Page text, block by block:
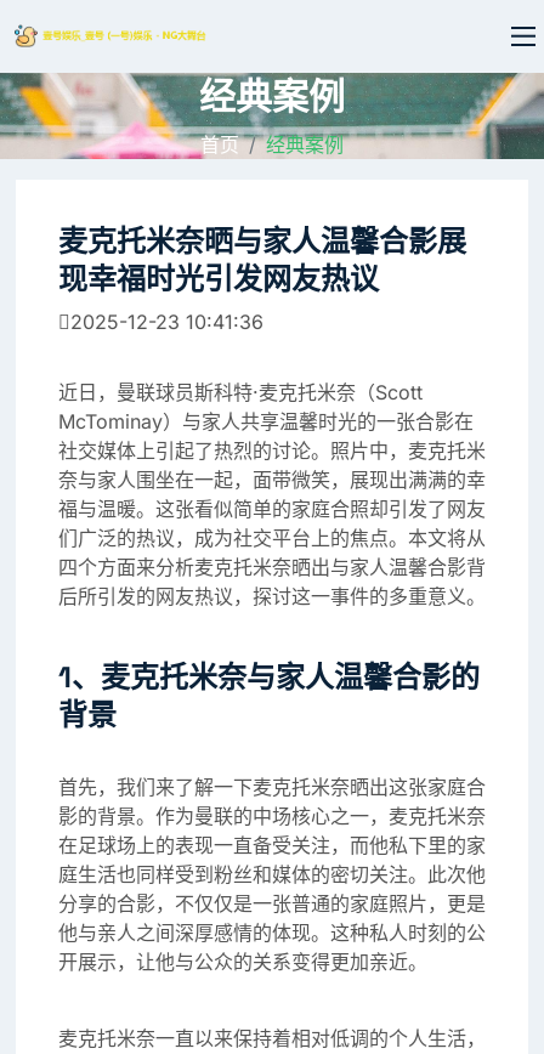
经典案例
首页 经典案例
麦克托米奈晒与家人温馨合影展
现幸福时光引发网友热议
2025-12-23 10:41:36
近日，曼联球员斯科特·麦克托米奈（Scott
McTominay）与家人共享温馨时光的一张合影在
社交媒体上引起了热烈的讨论。照片中，麦克托米
奈与家人围坐在一起，面带微笑，展现出满满的幸
福与温暖。这张看似简单的家庭合照却引发了网友
们广泛的热议，成为社交平台上的焦点。本文将从
四个方面来分析麦克托米奈晒出与家人温馨合影背
后所引发的网友热议，探讨这一事件的多重意义。
1、麦克托米奈与家人温馨合影的
背景
首先，我们来了解一下麦克托米奈晒出这张家庭合
影的背景。作为曼联的中场核心之一，麦克托米奈
在足球场上的表现一直备受关注，而他私下里的家
庭生活也同样受到粉丝和媒体的密切关注。此次他
分享的合影，不仅仅是一张普通的家庭照片，更是
他与亲人之间深厚感情的体现。这种私人时刻的公
开展示，让他与公众的关系变得更加亲近。
麦克托米奈一直以来保持着相对低调的个人生活，